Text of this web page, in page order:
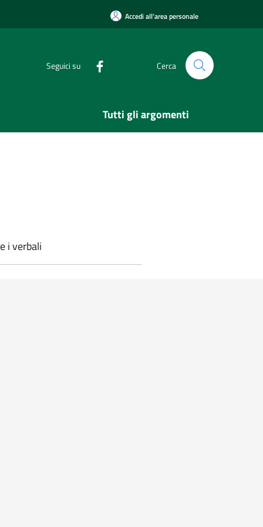
Accedi all'area personale
Seguici su Cerca
Tutti gli argomenti
i verbali